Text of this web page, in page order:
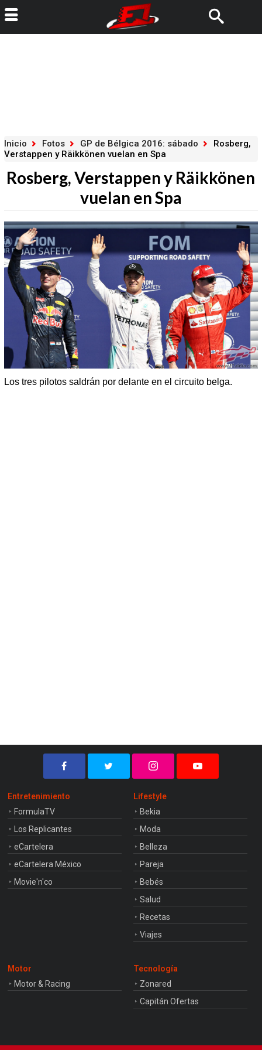
Inicio Fotos GP de Bélgica 2016: sábado
Rosberg,
Verstappen y Räikkönen vuelan en Spa
Rosberg, Verstappen y Räikkönen
vuelan en Spa
Los tres pilotos saldrán por delante en el circuito belga.
Entretenimiento
FormulaTV
Los Replicantes
eCartelera
eCartelera México
Movie'n'co
Lifestyle
Bekia
Moda
Belleza
Pareja
Bebés
Salud
Recetas
Viajes
Motor
Motor & Racing
Tecnología
Zonared
Capitán Ofertas